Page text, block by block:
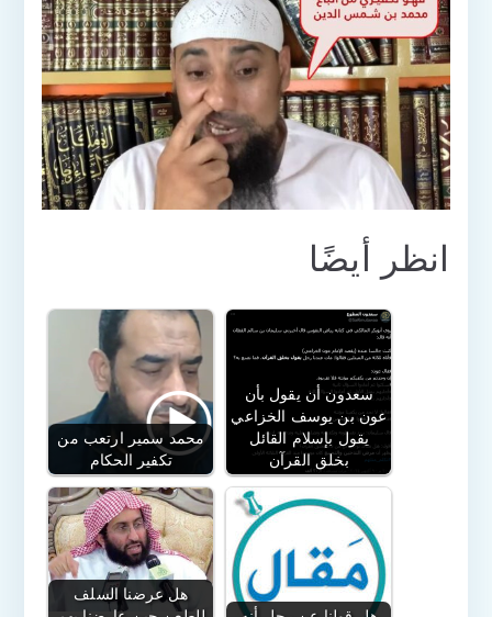
انظر أيضًا
محمد سمير ارتعب من
تكفير الحكام
سعدون أن يقول بأن
عون بن يوسف الخزاعي
يقول بإسلام القائل
بخلق القرآن
هل عرضنا السلف